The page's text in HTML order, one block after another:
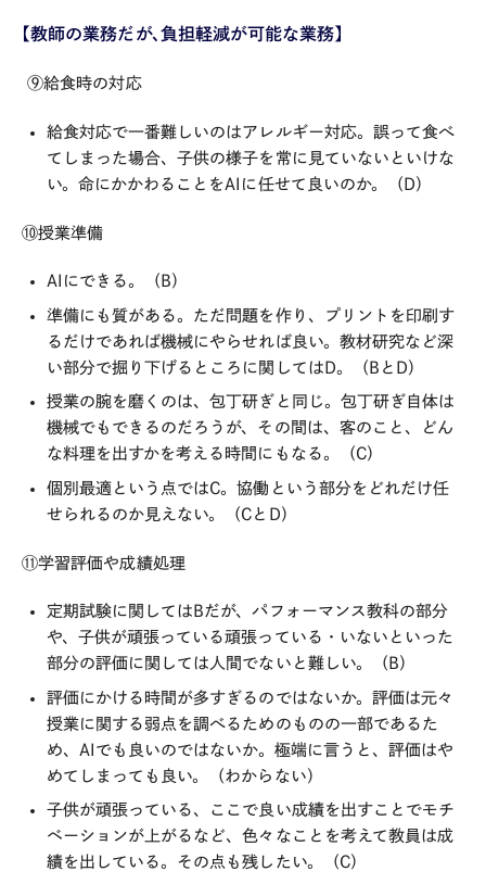
【教師の業務だが、負担軽減が可能な業務】
⑨給食時の対応
給食対応で一番難しいのはアレルギー対応。誤って食べ
てしまった場合、子供の様子を常に見ていないといけな
い。命にかかわることをAIに任せて良いのか。（D）
⑩授業準備
AIにできる。（B）
準備にも質がある。ただ問題を作り、プリントを印刷す
るだけであれば機械にやらせれば良い。教材研究など深
い部分で掘り下げるところに関してはD。（BとD）
授業の腕を磨くのは、包丁研ぎと同じ。包丁研ぎ自体は
機械でもできるのだろうが、その間は、客のこと、どん
な料理を出すかを考える時間にもなる。（C）
個別最適という点ではC。協働という部分をどれだけ任
せられるのか見えない。（CとD）
⑪学習評価や成績処理
定期試験に関してはBだが、パフォーマンス教科の部分
や、子供が頑張っている頑張っている・いないといった
部分の評価に関しては人間でないと難しい。（B）
評価にかける時間が多すぎるのではないか。評価は元々
授業に関する弱点を調べるためのものの一部であるた
め、AIでも良いのではないか。極端に言うと、評価はや
めてしまっても良い。（わからない）
子供が頑張っている、ここで良い成績を出すことでモチ
ベーションが上がるなど、色々なことを考えて教員は成
績を出している。その点も残したい。（C）